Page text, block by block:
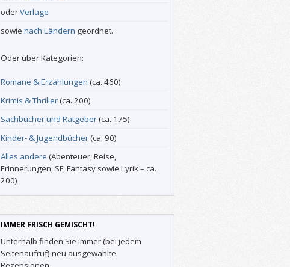
oderVerlage
sowie nach Ländern geordnet.
Oder über Kategorien:
Romane & Erzählungen (ca. 460)
Krimis & Thriller(ca. 200)
Sachbücher und Ratgeber(ca. 175)
Kinder- & Jugendbücher(ca. 90)
Alles andere (Abenteuer, Reise,
Erinnerungen, SF, Fantasy sowie Lyrik – ca.
200)
IMMER FRISCH GEMISCHT!
Unterhalb finden Sie immer (bei jedem
Seitenaufruf) neu ausgewählte